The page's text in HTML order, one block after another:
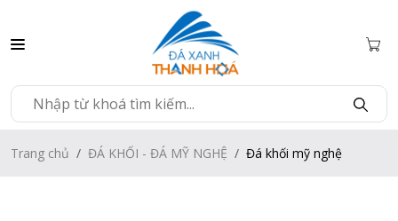
Trang chủ ĐÁ KHỐI - ĐÁ MỸ NGHỆ Đá khối mỹ nghệ